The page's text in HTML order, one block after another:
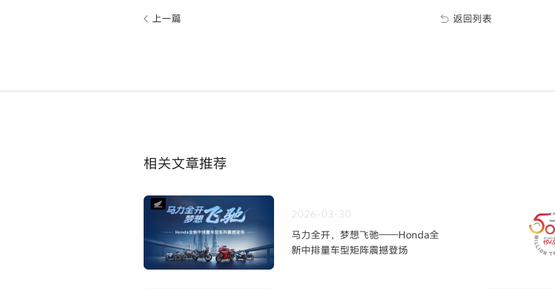
上一篇 返回列表
相关文章推荐
2026-03-30
马力全开，梦想飞驰——Honda全
新中排量车型矩阵震撼登场